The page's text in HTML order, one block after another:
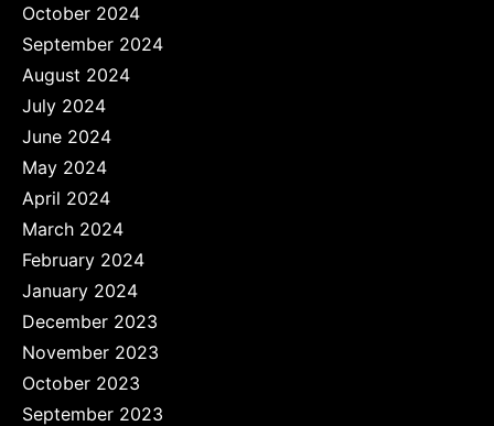
October 2024
September 2024
August 2024
July 2024
June 2024
May 2024
April 2024
March 2024
February 2024
January 2024
December 2023
November 2023
October 2023
September 2023